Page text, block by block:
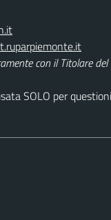
con il Titolare
SOLO per